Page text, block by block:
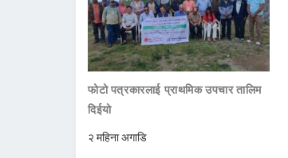
फोटो पत्रकारलाई प्राथमिक उपचार तालिम
दिईयो
२ महिना अगाडि